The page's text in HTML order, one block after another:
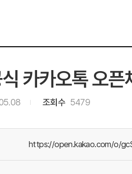
카카오톡 오픈
조회수 5479
https://open.kakao.com/o/